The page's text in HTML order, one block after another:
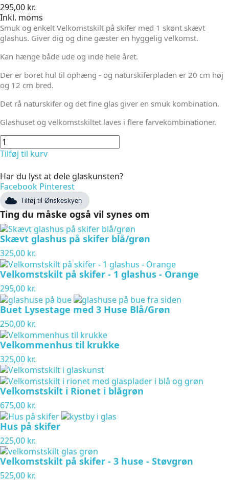
295,00 kr.
Inkl. moms
Smuk og enkelt Velkomstskilt på skifer med 1 skønt skævt
glashus. Giver dig og dine gæster en hyggelig velkomst.
Kan hænge både ude og inde hele året.
Der er boret hul til ophæng - og naturskiferpladen er 20 cm høj
og 12 cm bred.
Det rå naturskifer og det fine glas giver en smuk kombination.
Glashuset og velkomstskiltet laves i flere farvekombinationer.
Tilføj til kurv
Har du lyst at dele glaskunsten?
Facebook Pinterest
Tilføj til Ønskeskyen
Ting du måske også vil synes om
Skævt glashus på skifer blå/grøn
325,00 kr.
Velkomstskilt på skifer - 1 glashus - Orange
295,00 kr.
Buet Lysestage med 3 Huse Blå/Grøn
250,00 kr.
Velkommenhus til krukke
325,00 kr.
Velkomstskilt i Rionet i blågrøn
675,00 kr.
Hus på skifer
225,00 kr.
Velkomstskilt på skifer - 3 huse - Støvgrøn
525,00 kr.